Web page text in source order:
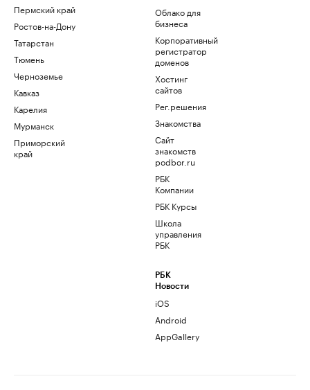
Пермский край
Ростов-на-Дону
Татарстан
Тюмень
Черноземье
Кавказ
Карелия
Мурманск
Приморский
край
Облако для
бизнеса
Корпоративный
регистратор
доменов
Хостинг
сайтов
Рег.решения
Знакомства
Сайт
знакомств
podbor.ru
РБК
Компании
РБК Курсы
Школа
управления
РБК
РБК
Новости
iOS
Android
AppGallery